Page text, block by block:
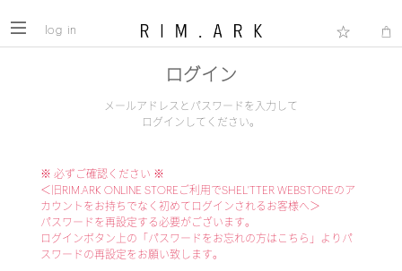
log in
ログイン
メールアドレスとパスワードを入力して
ログインしてください。
※ 必ずご確認ください ※
＜旧RIM.ARK ONLINE STOREご利用でSHEL'TTER WEBSTOREのア
カウントをお持ちでなく初めてログインされるお客様へ＞
パスワードを再設定する必要がございます。
ログインボタン上の「パスワードをお忘れの方はこちら」よりパ
スワードの再設定をお願い致します。